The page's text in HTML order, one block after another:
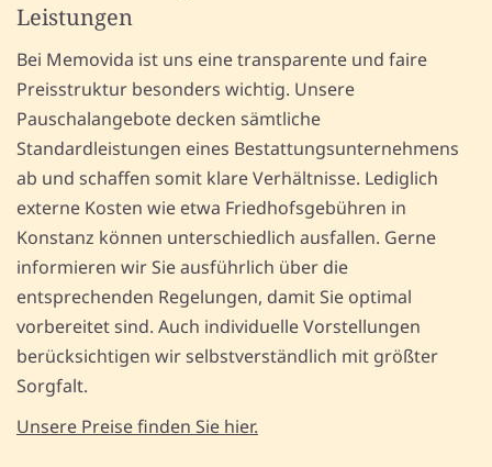
Leistungen
Bei Memovida ist uns eine transparente und faire
Preisstruktur besonders wichtig. Unsere
Pauschalangebote decken sämtliche
Standardleistungen eines Bestattungsunternehmens
ab und schaffen somit klare Verhältnisse. Lediglich
externe Kosten wie etwa Friedhofsgebühren in
Konstanz können unterschiedlich ausfallen. Gerne
informieren wir Sie ausführlich über die
entsprechenden Regelungen, damit Sie optimal
vorbereitet sind. Auch individuelle Vorstellungen
berücksichtigen wir selbstverständlich mit größter
Sorgfalt.
Unsere Preise finden Sie hier.